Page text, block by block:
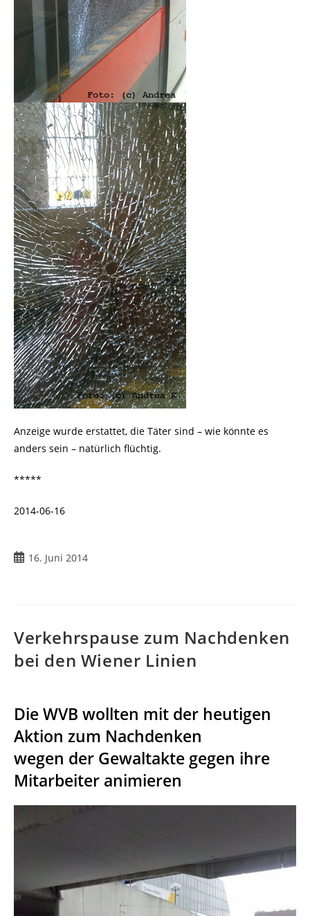
Anzeige wurde erstattet, die Täter sind – wie könnte es
anders sein – natürlich flüchtig.
*****
2014-06-16
Beitrag16. Juni 2014
Verkehrspause zum Nachdenken
bei den Wiener Linien
Die WVB wollten mit der heutigen
Aktion zum Nachdenken
wegen der Gewaltakte gegen ihre
Mitarbeiter animieren